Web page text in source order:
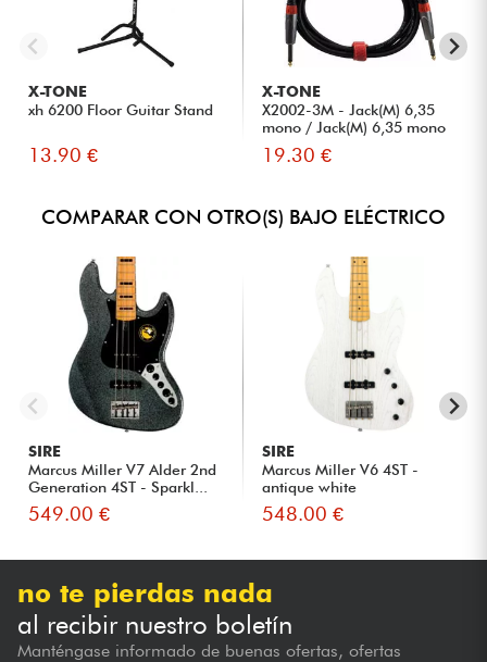
X-TONE
xh 6200 Floor Guitar Stand
13.90 €
X-TONE
X2002-3M - Jack(M) 6,35
mono / Jack(M) 6,35 mono
S...
19.30 €
COMPARAR CON OTRO(S) BAJO ELÉCTRICO
SIRE
Marcus Miller V7 Alder 2nd
Generation 4ST - Sparkl...
549.00 €
SIRE
Marcus Miller V6 4ST -
antique white
548.00 €
no te pierdas nada
al recibir nuestro boletín
Manténgase informado de buenas ofertas, ofertas